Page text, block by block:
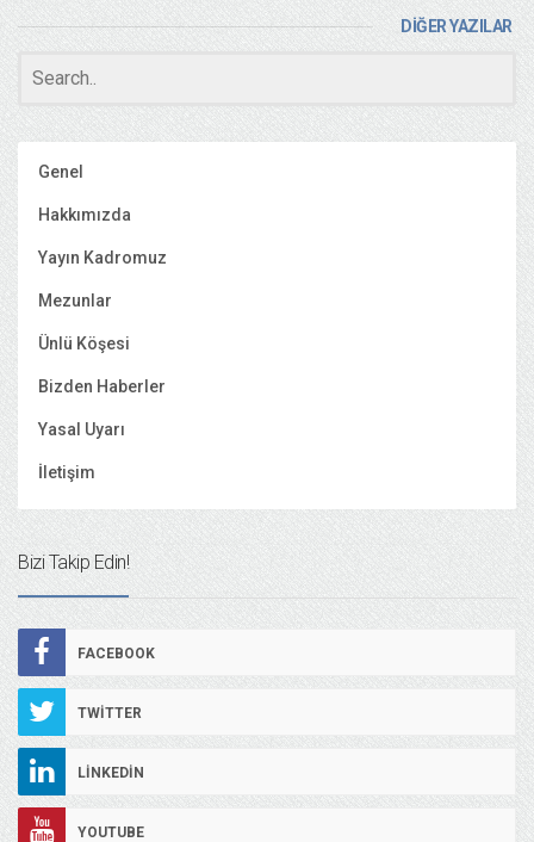
DİĞER YAZILAR
Genel
Hakkımızda
Yayın Kadromuz
Mezunlar
Ünlü Köşesi
Bizden Haberler
Yasal Uyarı
İletişim
Bizi Takip Edin!
FACEBOOK
TWITTER
LINKEDIN
YOUTUBE